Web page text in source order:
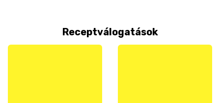
Receptválogatások